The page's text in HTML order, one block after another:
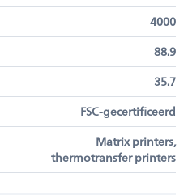
4000
88.9
35.7
FSC-gecertificeerd
Matrix printers,
thermotransfer printers